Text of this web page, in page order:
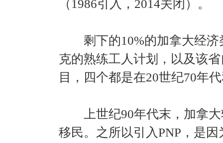
（1986引入，2014关闭）。
剩下的10%的加拿大经济
克的熟练工人计划，以及该
目，四个都是在20世纪70年
上世纪90年代末，加拿大
移民。之所以引入PNP，是